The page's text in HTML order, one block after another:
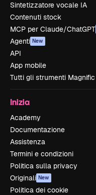
Sintetizzatore vocale IA
Contenuti stock
MCP per Claude/ChatGPT
Agenti New
API
App mobile
Tutti gli strumenti Magnific
Inizia
Academy
Documentazione
Assistenza
Termini e condizioni
Politica sulla privacy
Originali New
Politica dei cookie